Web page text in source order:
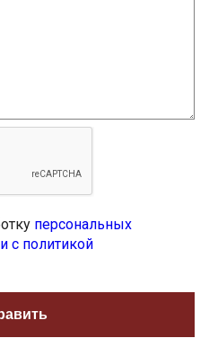
персональных
с политикой